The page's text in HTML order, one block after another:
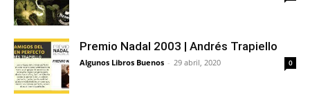
Premio Nadal 2003 | Andrés Trapiello
Algunos Libros Buenos - 29 abril, 2020 0